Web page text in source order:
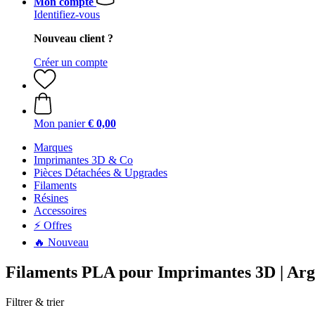
Identifiez-vous
Nouveau client ?
Créer un compte
Mon panier € 0,00
Marques
Imprimantes 3D & Co
Pièces Détachées & Upgrades
Filaments
Résines
Accessoires
⚡ Offres
🔥 Nouveau
Filaments PLA pour Imprimantes 3D |
Filtrer & trier